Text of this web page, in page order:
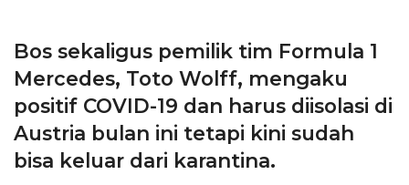
Bos sekaligus pemilik tim Formula 1
Mercedes, Toto Wolff, mengaku
positif COVID-19 dan harus diisolasi di
Austria bulan ini tetapi kini sudah
bisa keluar dari karantina.